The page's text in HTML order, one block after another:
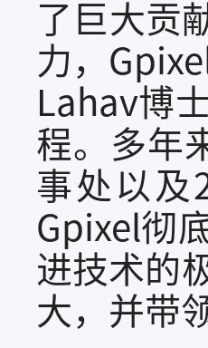
了巨大贡
力，
Lahav博
程。多年
事处以及
Gpixel彻
进技术的
大，并带